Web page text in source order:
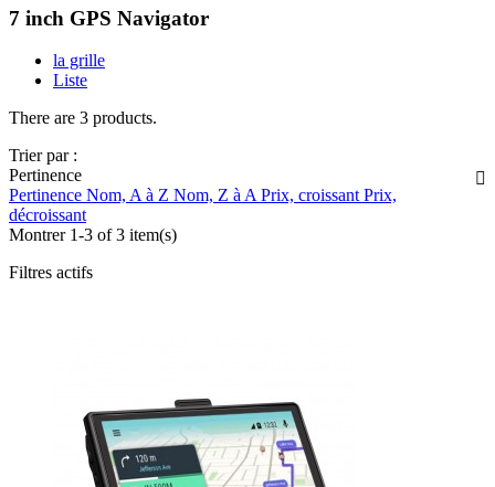
7 inch GPS Navigator
la grille
Liste
There are 3 products.
Trier par :
Pertinence

Pertinence Nom, A à Z Nom, Z à APrix, croissantPrix,
décroissant
Montrer 1-3 of 3 item(s)
Filtres actifs